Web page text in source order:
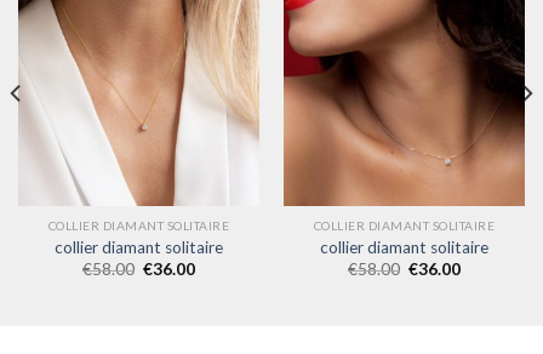
COLLIER DIAMANT SOLITAIRE
collier diamant solitaire
€58.00 €36.00
COLLIER DIAMANT SOLITAIRE
collier diamant solitaire
€58.00 €36.00